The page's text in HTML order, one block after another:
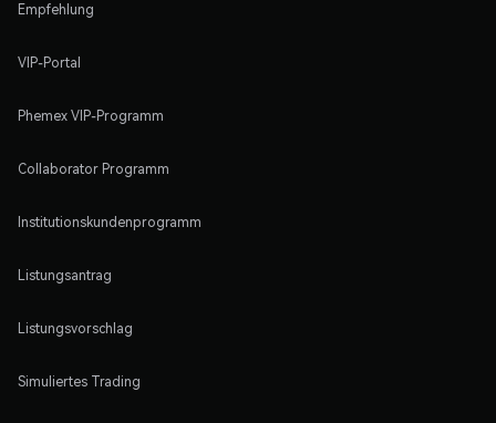
Empfehlung
VIP-Portal
Phemex VIP-Programm
Collaborator Programm
Institutionskundenprogramm
Listungsantrag
Listungsvorschlag
Simuliertes Trading